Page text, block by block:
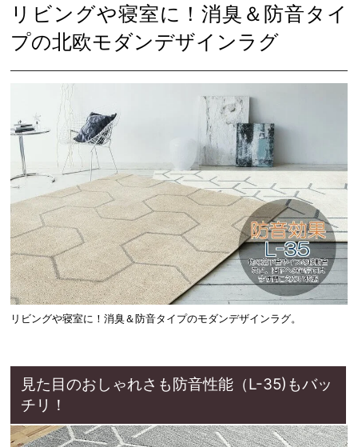
リビングや寝室に！消臭＆防音タイ
プの北欧モダンデザインラグ
リビングや寝室に！消臭＆防音タイプのモダンデザインラグ。
見た目のおしゃれさも防音性能（L-35)もバッ
チリ！